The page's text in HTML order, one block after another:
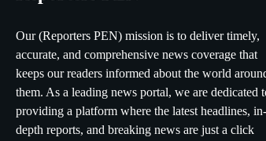
Our (Reporters PEN) mission is to deliver timely,
accurate, and comprehensive news coverage that
keeps our readers informed about the world
them. As a leading news portal, we are dedicated
providing a platform where the latest headlines, in-
depth reports, and breaking news are just a click